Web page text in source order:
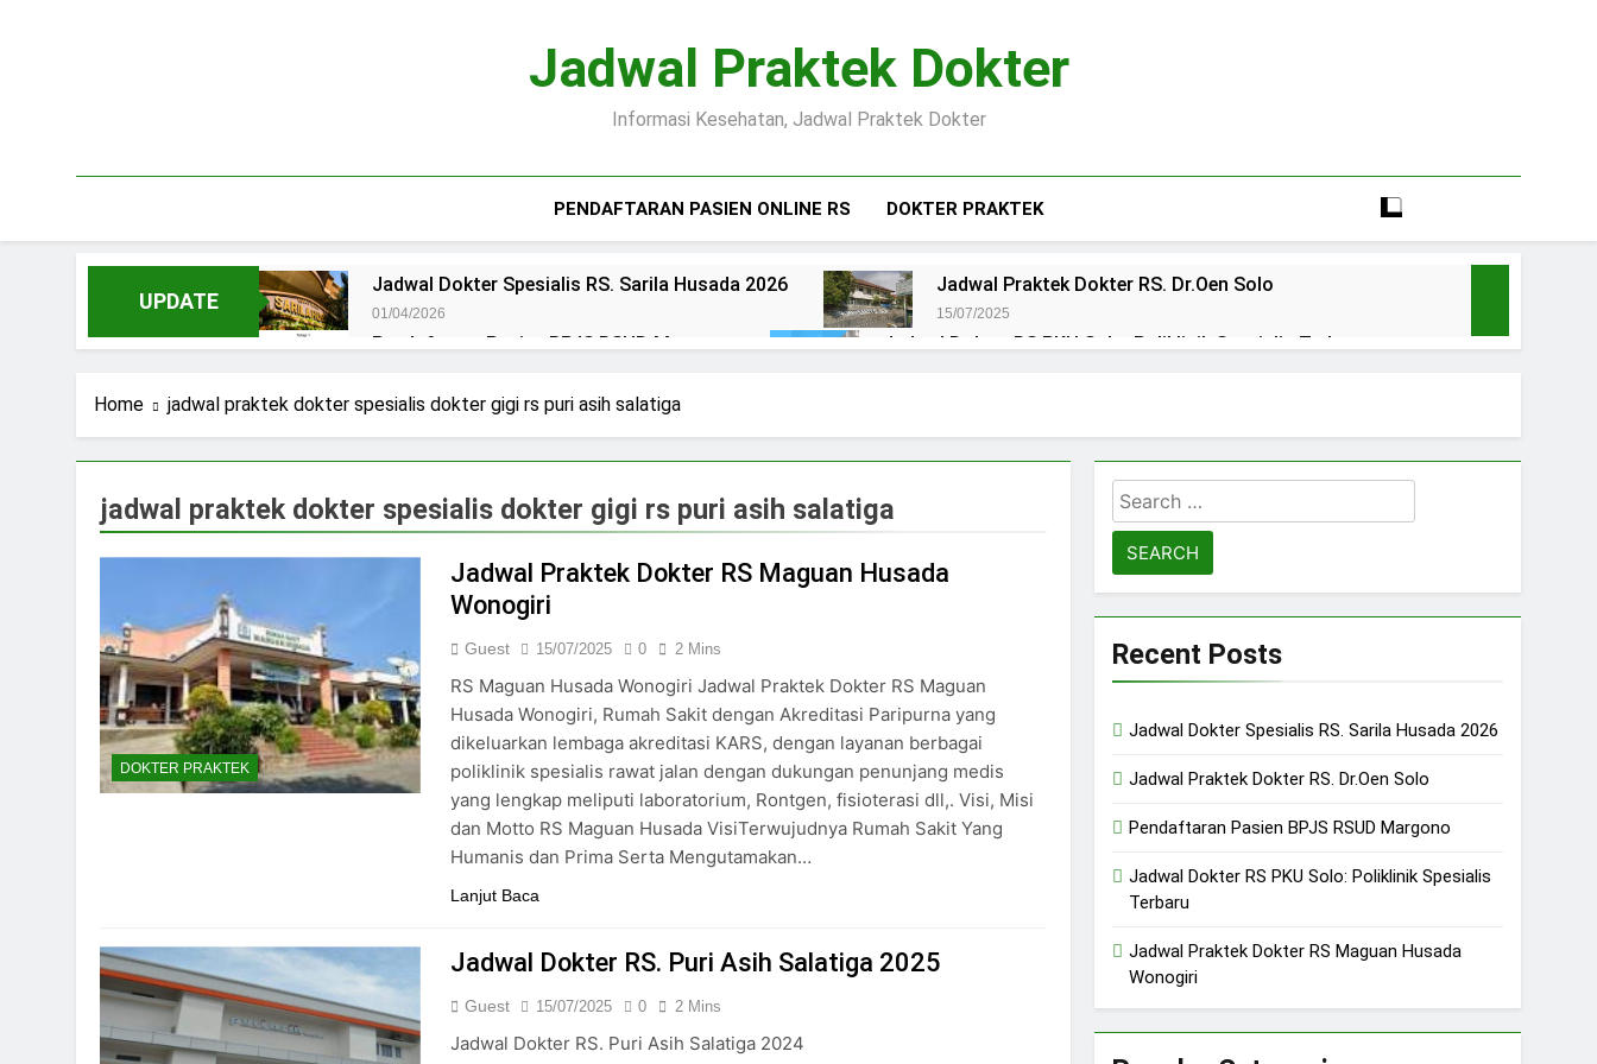
Jadwal Praktek Dokter
Informasi Kesehatan, Jadwal Praktek Dokter
PENDAFTARAN PASIEN ONLINE RS DOKTER PRAKTEK
UPDATE
Jadwal Dokter Spesialis RS. Sarila Husada 2026
01/04/2026
Jadwal Praktek Dokter RS. Dr.Oen Solo
15/07/2025
Pendaftaran Pasien BPJS RSUD Margono Jadwal Dokter RS PKU Solo: Poliklinik Spesialis Terbaru
Jadwal Praktek Dokter RS Maguan Husada Wonogiri
Jadwal Dokter RS. Puri Asih Salatiga 2025 Jadwal Dokter RS Mulia Hati Wonogiri
Pendaftaran Pasien BPJS RSUD Bung Karno Pendaftaran Pasien BPJS RSUD Banyumas
Home jadwal praktek dokter spesialis dokter gigi rs puri asih salatiga
jadwal praktek dokter spesialis dokter gigi rs puri asih salatiga
DOKTER PRAKTEK
Jadwal Praktek Dokter RS Maguan Husada
Wonogiri
Guest 15/07/2025 0 2 Mins
RS Maguan Husada Wonogiri Jadwal Praktek Dokter RS Maguan
Husada Wonogiri, Rumah Sakit dengan Akreditasi Paripurna yang
dikeluarkan lembaga akreditasi KARS, dengan layanan berbagai
poliklinik spesialis rawat jalan dengan dukungan penunjang medis
yang lengkap meliputi laboratorium, Rontgen, fisioterasi dll,. Visi, Misi
dan Motto RS Maguan Husada VisiTerwujudnya Rumah Sakit Yang
Humanis dan Prima Serta Mengutamakan…
Lanjut Baca
Jadwal Dokter RS. Puri Asih Salatiga 2025
Guest 15/07/2025 0 2 Mins
Jadwal Dokter RS. Puri Asih Salatiga 2024
Search
for:
Recent Posts
Jadwal Dokter Spesialis RS. Sarila Husada 2026
Jadwal Praktek Dokter RS. Dr.Oen Solo
Pendaftaran Pasien BPJS RSUD Margono
Jadwal Dokter RS PKU Solo: Poliklinik Spesialis
Terbaru
Jadwal Praktek Dokter RS Maguan Husada
Wonogiri